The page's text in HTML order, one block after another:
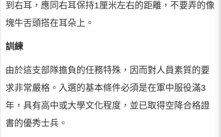
到右耳，應同右耳保持1厘米左右的距離，不要弄的像
塊牛舌頭搭在耳朵上。
訓練
由於這支部隊擔負的任務特殊，因而對人員素質的要
求非常嚴格。入選的基本條件必須是在軍中服役滿3
年，具有高中或大學文化程度，並已取得空降合格證
書的優秀士兵。